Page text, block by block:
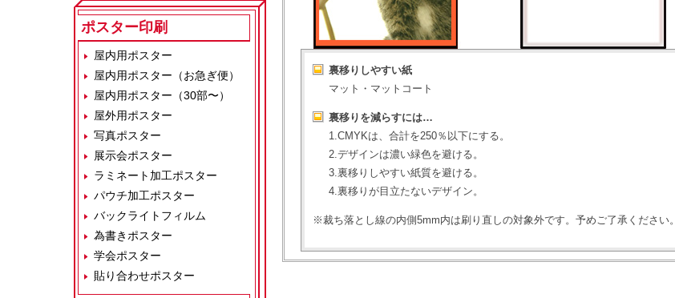
裏移りしやすい紙
マット・マットコート
裏移りを減らすには…
1.CMYKは、合計を250％以下にする。
2.デザインは濃い緑色を避ける。
3.裏移りしやすい紙質を避ける。
4.裏移りが目立たないデザイン。
※裁ち落とし線の内側5mm内は刷り直しの対象外です。予めご了承ください。
ポスター印刷
屋内用ポスター
屋内用ポスター（お急ぎ便）
屋内用ポスター（30部〜）
屋外用ポスター
写真ポスター
展示会ポスター
ラミネート加工ポスター
パウチ加工ポスター
バックライトフィルム
為書きポスター
学会ポスター
貼り合わせポスター